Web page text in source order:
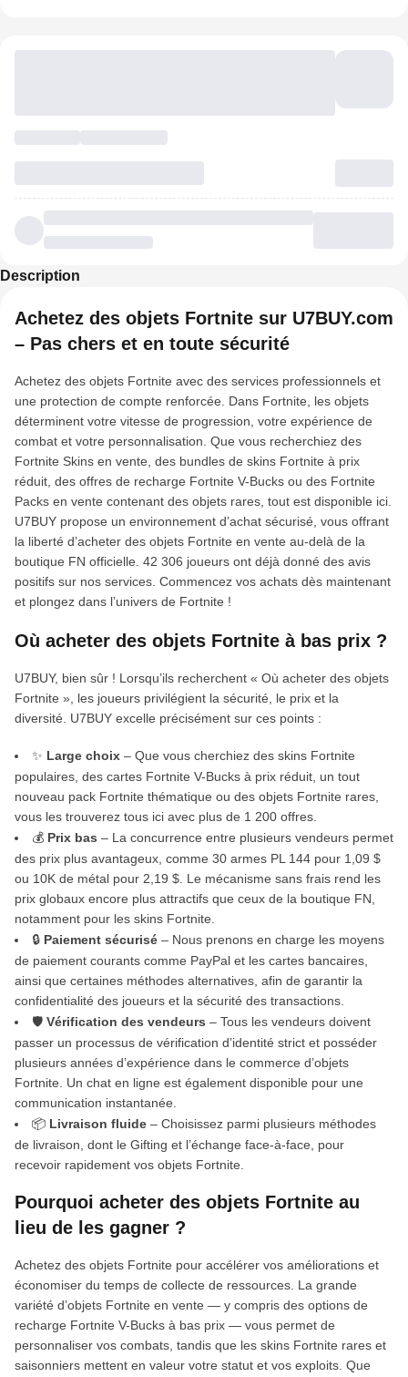
Description
Achetez des objets Fortnite sur U7BUY.com
– Pas chers et en toute sécurité
Achetez des objets Fortnite avec des services professionnels et
une protection de compte renforcée. Dans Fortnite, les objets
déterminent votre vitesse de progression, votre expérience de
combat et votre personnalisation. Que vous recherchiez des
Fortnite Skins en vente, des bundles de skins Fortnite à prix
réduit, des offres de recharge Fortnite V-Bucks ou des Fortnite
Packs en vente contenant des objets rares, tout est disponible ici.
U7BUY propose un environnement d’achat sécurisé, vous offrant
la liberté d’acheter des objets Fortnite en vente au-delà de la
boutique FN officielle. 42 306 joueurs ont déjà donné des avis
positifs sur nos services. Commencez vos achats dès maintenant
et plongez dans l’univers de Fortnite !
Où acheter des objets Fortnite à bas prix ?
U7BUY, bien sûr ! Lorsqu’ils recherchent « Où acheter des objets
Fortnite », les joueurs privilégient la sécurité, le prix et la
diversité. U7BUY excelle précisément sur ces points :
✨ Large choix – Que vous cherchiez des skins Fortnite
populaires, des cartes Fortnite V-Bucks à prix réduit, un tout
nouveau pack Fortnite thématique ou des objets Fortnite rares,
vous les trouverez tous ici avec plus de 1 200 offres.
💰 Prix bas – La concurrence entre plusieurs vendeurs permet
des prix plus avantageux, comme 30 armes PL 144 pour 1,09 $
ou 10K de métal pour 2,19 $. Le mécanisme sans frais rend les
prix globaux encore plus attractifs que ceux de la boutique FN,
notamment pour les skins Fortnite.
🔒 Paiement sécurisé – Nous prenons en charge les moyens
de paiement courants comme PayPal et les cartes bancaires,
ainsi que certaines méthodes alternatives, afin de garantir la
confidentialité des joueurs et la sécurité des transactions.
🛡️ Vérification des vendeurs – Tous les vendeurs doivent
passer un processus de vérification d’identité strict et posséder
plusieurs années d’expérience dans le commerce d’objets
Fortnite. Un chat en ligne est également disponible pour une
communication instantanée.
📦 Livraison fluide – Choisissez parmi plusieurs méthodes
de livraison, dont le Gifting et l’échange face-à-face, pour
recevoir rapidement vos objets Fortnite.
Pourquoi acheter des objets Fortnite au
lieu de les gagner ?
Achetez des objets Fortnite pour accélérer vos améliorations et
économiser du temps de collecte de ressources. La grande
variété d’objets Fortnite en vente — y compris des options de
recharge Fortnite V-Bucks à bas prix — vous permet de
personnaliser vos combats, tandis que les skins Fortnite rares et
saisonniers mettent en valeur votre statut et vos exploits. Que